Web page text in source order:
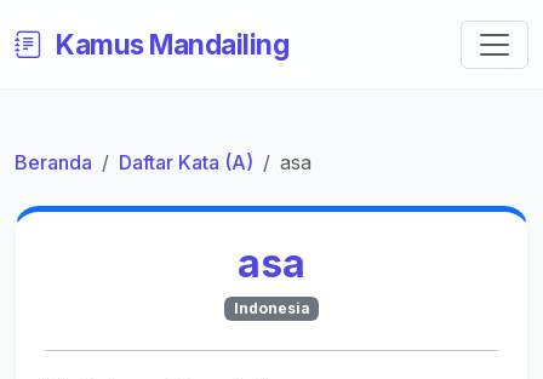
Kamus Mandailing
Beranda Daftar Kata (A) asa
asa
Indonesia